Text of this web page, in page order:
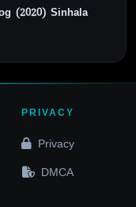
(2020) Sinhala
PRIVACY
Privacy
DMCA